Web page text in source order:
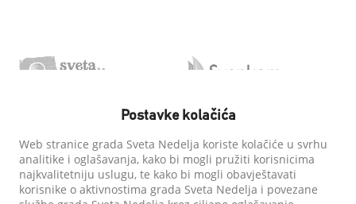
Postavke kolačića
Web stranice grada Sveta Nedelja koriste kolačiće u svrhu
analitike i oglašavanja, kako bi mogli pružiti korisnicima
najkvalitetniju uslugu, te kako bi mogli obavještavati
korisnike o aktivnostima grada Sveta Nedelja i povezane